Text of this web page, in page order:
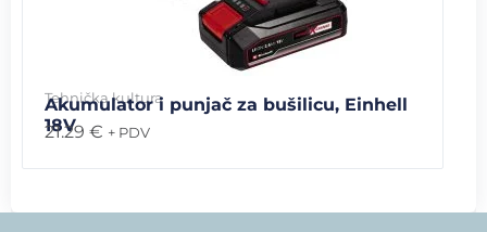
Tehnička kultura
Akumulator i punjač za bušilicu, Einhell
18V
21.29 € + PDV